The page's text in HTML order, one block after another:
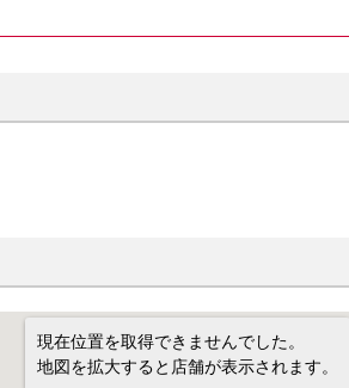
現在位置を取得できませんでした。
地図を拡大すると店舗が表示されます。